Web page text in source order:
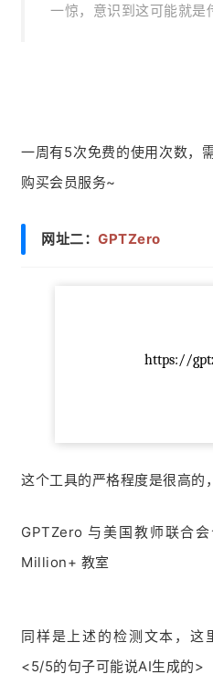
一惊，意识到这可能就是
一周有5次免费的使用次数，
购买会员服务~
网址二： GPTZero
https://
这个工具的严格程度是很高的
GPTZero 与美国教师联合
Million+ 教室
同样是上述的检测文本，这
<5/5的句子可能说AI生成的>